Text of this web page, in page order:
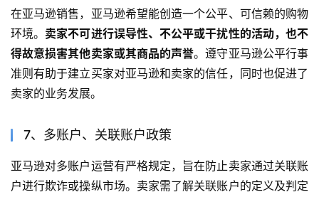
在亚马逊销售，亚马逊希望能创造一个公平、可信赖的购物
环境。 卖家不可进行误导性、不公平或干扰性的活动，也不
得故意损害其他卖家或其商品的声誉。遵守亚马逊公平行事
准则有助于建立买家对亚马逊和卖家的信任，同时也促进了
卖家的业务发展。
7、多账户、关联账户政策
亚马逊对多账户运营有严格规定，旨在防止卖家通过关联账
户进行欺诈或操纵市场。卖家需了解关联账户的定义及判定